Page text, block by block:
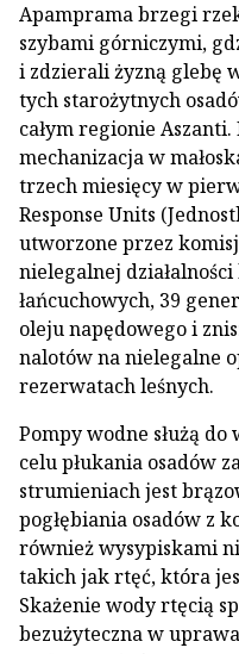
Apamprama brzegi
szybami górniczymi,
i zdzierali żyzną glebę
tych starożytnych
całym regionie
mechanizacja w
trzech miesięcy w
Response Units
utworzone przez
nielegalnej działalności
łańcuchowych, 39
oleju napędowego i
nalotów na nielegalne
rezerwatach leśnych.
Pompy wodne służą
celu płukania osadów
strumieniach jest
pogłębiania osadów z
również wysypiskami
takich jak rtęć, która
Skażenie wody rtęcią
bezużyteczna w